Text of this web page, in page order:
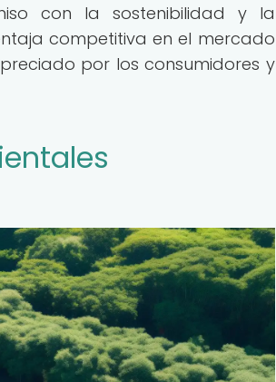
con la sostenibilidad y la
competitiva en el mercado
por los consumidores y